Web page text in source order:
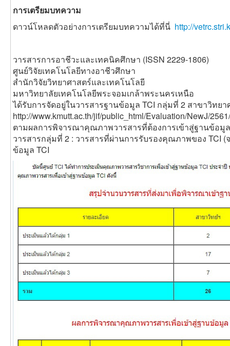
การเตรียมบทความ
ดาวน์โหลดตัวอย่างการเตรียมบทความได้ที่นี่ http://
วารสารการอาชีวะและเทคนิคศึกษา (ISSN 2229-1806)
ศูนย์วิจัยเทคโนโลยีทางอาชีวศึกษา
สำนักวิจัยวิทยาศาสตร์และเทคโนโลยี
มหาวิทยาลัยเทคโนโลยีพระจอมเกล้าพระนครเหนือ
ได้รับการจัดอยู่ในวารสารฐานข้อมูล TCI กลุ่มที่ 2 สาขาวิทย
http://www.kmutt.ac.th/jif/public_html/Evaluation/NewJ/
ตามผลการพิจารณาคุณภาพวารสารที่ต้องการเข้าสู่ฐานข้อมูล
วารสารกลุ่มที่ 2 : วารสารที่ผ่านการรับรองคุณภาพของ TCI
ข้อมูล TCI